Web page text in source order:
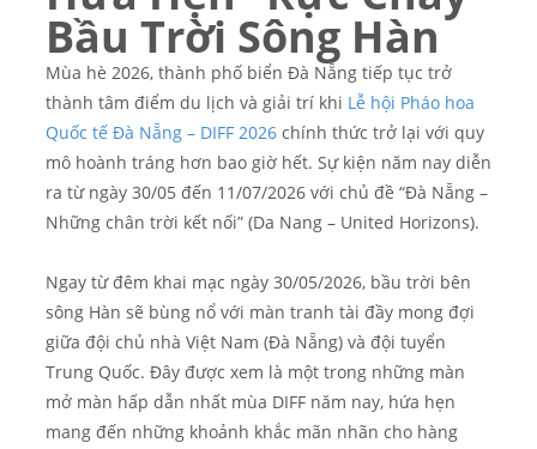
Bầu Trời Sông Hàn
Mùa hè 2026, thành phố biển Đà Nẵng tiếp tục trở
thành tâm điểm du lịch và giải trí khi Lễ hội Pháo hoa
Quốc tế Đà Nẵng – DIFF 2026 chính thức trở lại với quy
mô hoành tráng hơn bao giờ hết. Sự kiện năm nay diễn
ra từ ngày 30/05 đến 11/07/2026 với chủ đề “Đà Nẵng –
Những chân trời kết nối” (Da Nang – United Horizons).
Ngay từ đêm khai mạc ngày 30/05/2026, bầu trời bên
sông Hàn sẽ bùng nổ với màn tranh tài đầy mong đợi
giữa đội chủ nhà Việt Nam (Đà Nẵng) và đội tuyển
Trung Quốc. Đây được xem là một trong những màn
mở màn hấp dẫn nhất mùa DIFF năm nay, hứa hẹn
mang đến những khoảnh khắc mãn nhãn cho hàng